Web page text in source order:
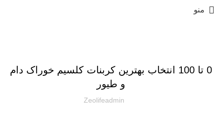
منو
0 تا 100 انتخاب بهترین کربنات کلسیم خوراک دام
و طیور
Zeolifeadmin